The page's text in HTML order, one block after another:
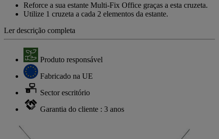
mesma
Reforce a sua estante Multi-Fix Office graças a esta cruzeta.
Utilize 1 cruzeta a cada 2 elementos da estante.
Ler descrição completa
Produto responsável
Fabricado na UE
Sector escritório
Garantia do cliente : 3 anos